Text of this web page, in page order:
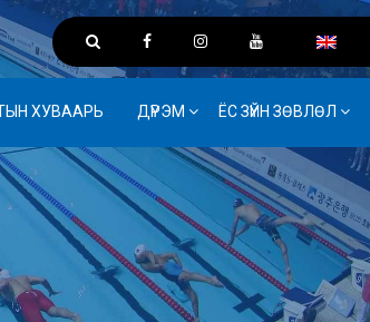
ХУВААРЬ ДҮРЭМ ЁС ЗҮЙН ЗӨВЛӨЛ